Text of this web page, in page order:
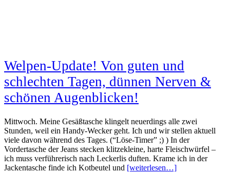
Welpen-Update! Von guten und
schlechten Tagen, dünnen Nerven &
schönen Augenblicken!
Mittwoch. Meine Gesäßtasche klingelt neuerdings alle zwei
Stunden, weil ein Handy-Wecker geht. Ich und wir stellen aktuell
viele davon während des Tages. (“Löse-Timer” ;) ) In der
Vordertasche der Jeans stecken klitzekleine, harte Fleischwürfel –
ich muss verführerisch nach Leckerlis duften. Krame ich in der
Jackentasche finde ich Kotbeutel und [weiterlesen…]